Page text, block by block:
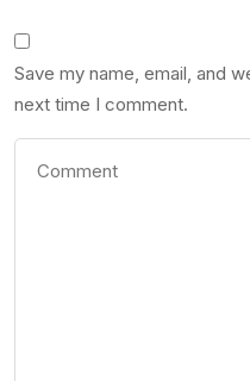
Save my name, email, and
next time I comment.